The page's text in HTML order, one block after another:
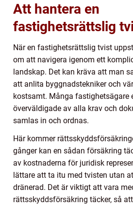
Att hantera en
fastighetsrättslig
När en fastighetsrättslig tvist
om att navigera igenom ett
landskap. Det kan kräva att man
att anlita byggnadstekniker och
kostsamt. Många fastighetsägare
överväldigade av alla krav och
samlas in och ordnas.
Här kommer
gånger kan en sådan försäkring
av kostnaderna för juridisk
lättare att ta itu med tvisten utan
dränerad. Det är viktigt att vara
rättsskyddsförsäkring täcker, så